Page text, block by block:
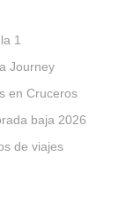
1
Journey
en Cruceros
baja 2026
de viajes